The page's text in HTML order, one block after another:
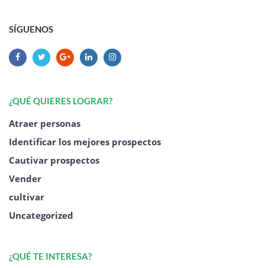
SÍGUENOS
¿QUÉ QUIERES LOGRAR?
Atraer personas
Identificar los mejores prospectos
Cautivar prospectos
Vender
cultivar
Uncategorized
¿QUÉ TE INTERESA?